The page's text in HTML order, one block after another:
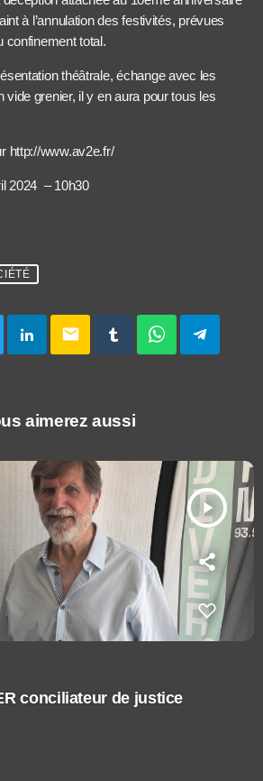
à l’annulation des festivités, prévues
confinement total.
théâtrale, échange avec les
vide grenier, il y en aura pour tous les
http://www.av2e.fr/
2024 – 10h30
email
aimerez aussi
play_arrow
conciliateur de justice